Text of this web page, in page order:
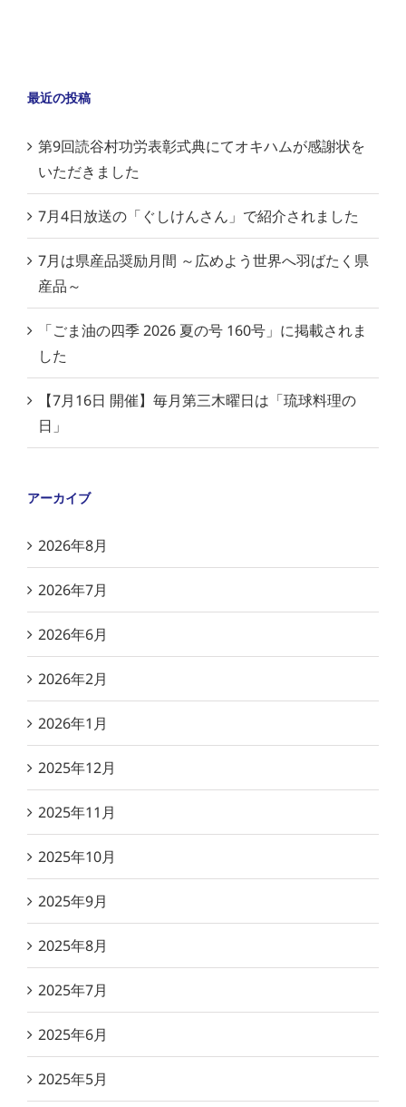
最近の投稿
第9回読谷村功労表彰式典にてオキハムが感謝状を
いただきました
7月4日放送の「ぐしけんさん」で紹介されました
7月は県産品奨励月間 ～広めよう世界へ羽ばたく県
産品～
「ごま油の四季 2026 夏の号 160号」に掲載されま
した
【7月16日 開催】毎月第三木曜日は「琉球料理の
日」
アーカイブ
2026年8月
2026年7月
2026年6月
2026年2月
2026年1月
2025年12月
2025年11月
2025年10月
2025年9月
2025年8月
2025年7月
2025年6月
2025年5月